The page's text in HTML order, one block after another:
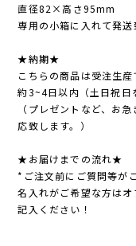
直径82×高さ95mm
専用の小箱に入れて発送
★納期★
こちらの商品は受注生産
約3~4日以内（土日祝日
（プレゼントなど、お
応致します。）
★お届けまでの流れ★
*ご注文前にご質問等が
名入れがご希望な方は
記入ください！